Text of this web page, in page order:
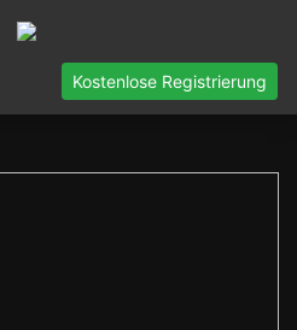
Kostenlose Registrierung